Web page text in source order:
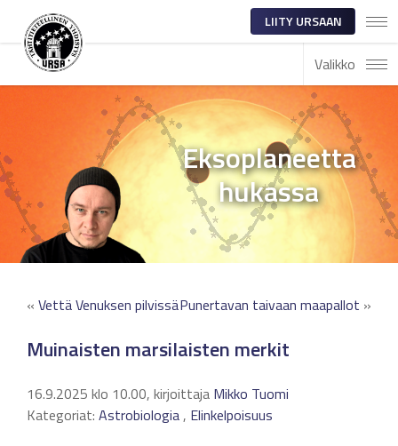
LIITY URSAAN
Valikko
Eksoplaneetta
hukassa
« Vettä Venuksen pilvissäPunertavan taivaan maapallot »
Muinaisten marsilaisten merkit
16.9.2025 klo 10.00, kirjoittaja Mikko Tuomi
Kategoriat: Astrobiologia, Elinkelpoisuus